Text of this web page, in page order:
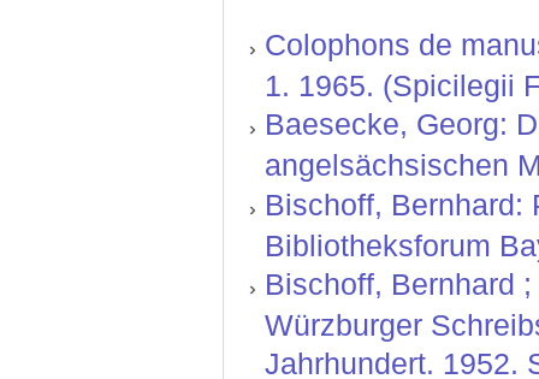
Colophons de
1. 1965. (Spicilegii
Baesecke, Georg:
angelsächsischen
Bischoff, Bernhard:
Bibliotheksforum
Bischoff, Bernhard
Würzburger
Jahrhundert. 1952.